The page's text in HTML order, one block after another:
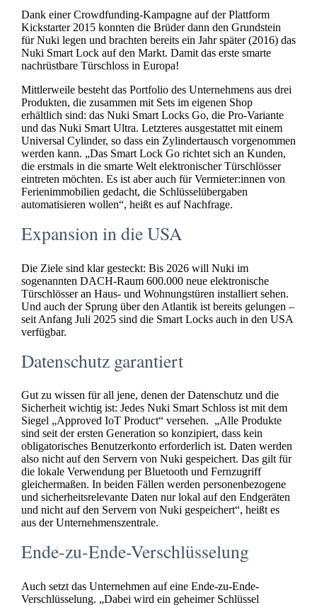
Dank einer Crowdfunding-Kampagne auf der Plattform
Kickstarter 2015 konnten die Brüder dann den Grundstein
für Nuki legen und brachten bereits ein Jahr später (2016) das
Nuki Smart Lock auf den Markt. Damit das erste smarte
nachrüstbare Türschloss in Europa!
Mittlerweile besteht das Portfolio des Unternehmens aus drei
Produkten, die zusammen mit Sets im eigenen Shop
erhältlich sind: das Nuki Smart Locks Go, die Pro-Variante
und das Nuki Smart Ultra. Letzteres ausgestattet mit einem
Universal Cylinder, so dass ein Zylindertausch vorgenommen
werden kann. „Das Smart Lock Go richtet sich an Kunden,
die erstmals in die smarte Welt elektronischer Türschlösser
eintreten möchten. Es ist aber auch für Vermieter:innen von
Ferienimmobilien gedacht, die Schlüsselübergaben
automatisieren wollen“, heißt es auf Nachfrage.
Expansion in die USA
Die Ziele sind klar gesteckt: Bis 2026 will Nuki im
sogenannten DACH-Raum 600.000 neue elektronische
Türschlösser an Haus- und Wohnungstüren installiert sehen.
Und auch der Sprung über den Atlantik ist bereits gelungen –
seit Anfang Juli 2025 sind die Smart Locks auch in den USA
verfügbar.
Datenschutz garantiert
Gut zu wissen für all jene, denen der Datenschutz und die
Sicherheit wichtig ist: Jedes Nuki Smart Schloss ist mit dem
Siegel „Approved IoT Product“ versehen. „Alle Produkte
sind seit der ersten Generation so konzipiert, dass kein
obligatorisches Benutzerkonto erforderlich ist. Daten werden
also nicht auf den Servern von Nuki gespeichert. Das gilt für
die lokale Verwendung per Bluetooth und Fernzugriff
gleichermaßen. In beiden Fällen werden personenbezogene
und sicherheitsrelevante Daten nur lokal auf den Endgeräten
und nicht auf den Servern von Nuki gespeichert“, heißt es
aus der Unternehmenszentrale.
Ende-zu-Ende-Verschlüsselung
Auch setzt das Unternehmen auf eine Ende-zu-Ende-
Verschlüsselung. „Dabei wird ein geheimer Schlüssel